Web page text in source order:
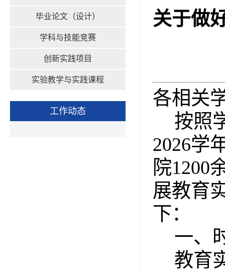
毕业论文（设计）
学科与技能竞赛
创新实践项目
实验教学与实践课程
工作动态
关于做
各相关
按照
2026学
院1200
展教育
下：
一、
教育